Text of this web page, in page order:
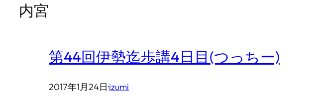
内宮
第44回伊勢迄歩講4日目(つっちー)
2017年1月24日·izumi